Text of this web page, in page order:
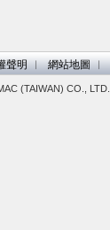
聲明 ︱ 網站地圖 ︱
(TAIWAN) CO., LTD.